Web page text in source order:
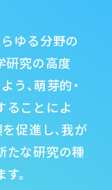
募要領はこち
説明会】のア
ました
ゆる分野の
研究の高度
う、萌芽的・
ることによ
促進し、我が
たな研究の種
。